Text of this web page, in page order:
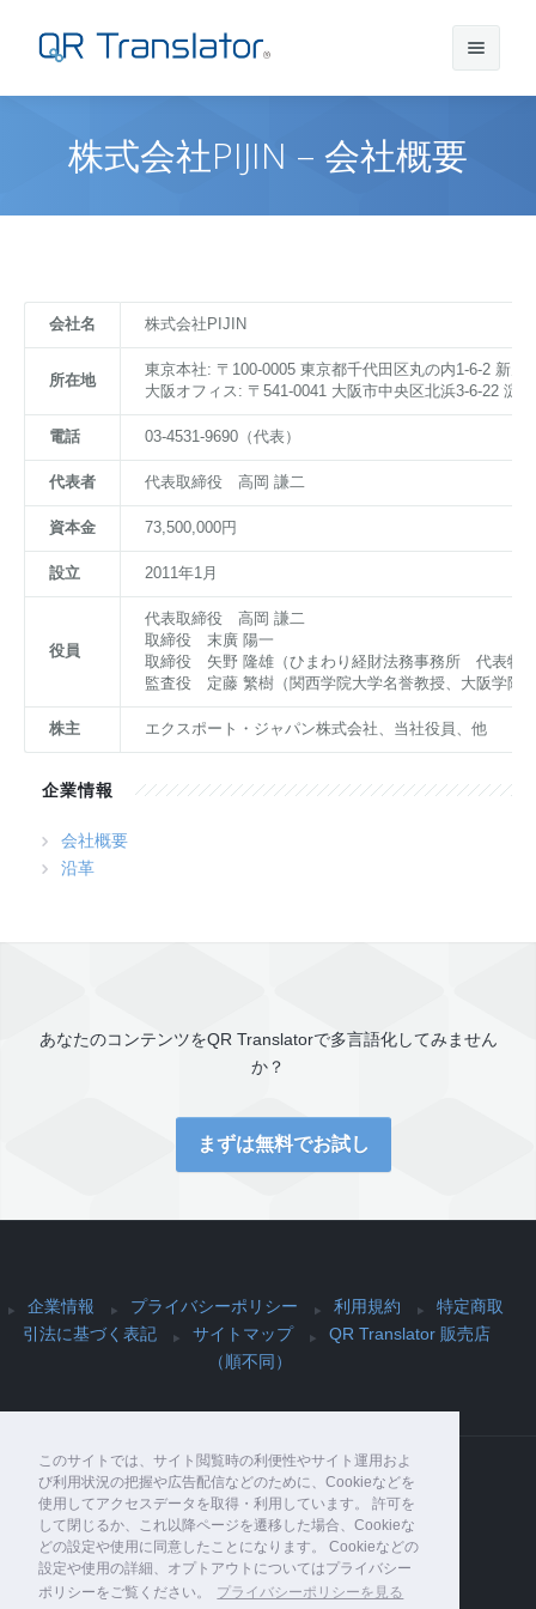
このサイトでは、サイト閲覧時の利便性やサイト運用およ
び利用状況の把握や広告配信などのために、Cookieなどを
使用してアクセスデータを取得・利用しています。 許可を
して閉じるか、これ以降ページを遷移した場合、Cookieな
どの設定や使用に同意したことになります。 Cookieなどの
設定や使用の詳細、オプトアウトについてはプライバシー
ポリシーをご覧ください。
プライバシーポリシーを見る
サインイン
QR Translatorについて
機能
プラン
本番利用までの流れ
資料ダウンロード
実績
実績一覧
インタビュー
ニュース
プレスリリース
アップデート情報
ブログ
サポート
マニュアル
Q&A
お問い合わせ
English
株式会社PIJIN – 会社概要
会社名 株式会社PIJIN
所在地
東京本社: 〒100-0005 東京都千代田区丸の内1-6-2 新丸
大阪オフィス: 〒541-0041 大阪市中央区北浜3-6-22 淀
電話 03-4531-9690（代表）
代表者 代表取締役 高岡 謙二
資本金 73,500,000円
設立 2011年1月
役員
代表取締役 高岡 謙二
取締役 末廣 陽一
取締役 矢野 隆雄（ひまわり経財法務事務所 代表特
監査役 定藤 繁樹（関西学院大学名誉教授、大阪学院
株主 エクスポート・ジャパン株式会社、当社役員、他
企業情報
会社概要
沿革
あなたのコンテンツをQR Translatorで多言語化してみません
か？
まずは無料でお試し
企業情報 プライバシーポリシー 利用規約
特定商取
引法に基づく表記
サイトマップ
QR Translator 販売店
（順不同）
Copyright© PIJIN Co., Ltd. , 2026 All Rights
Reserved.